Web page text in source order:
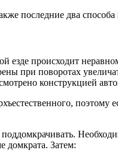
последние два
происходит
при поворотах
конструкцией
домкрата. Затем: